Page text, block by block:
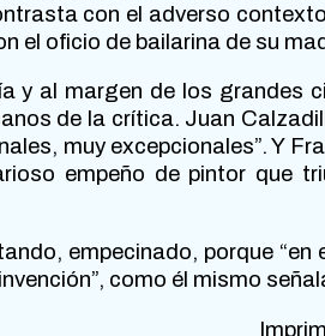
con el adverso
el oficio de bailarina de su
y al margen de los
de la crítica. Juan
muy excepcionales”. Y
empeño de pintor que
empecinado, porque
como él mismo